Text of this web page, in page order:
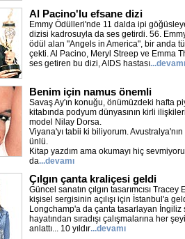
Al Pacino'lu efsane dizi
Emmy Ödülleri'nde 11 dalda ipi
dizisi kadrosuyla da ses getirdi. 56.
ödül alan "Angels in America", bir anda
çekti. Al Pacino, Meryl Streep ve Emma
ses getiren bu dizi, AIDS hastası...devamı
Benim için namus önemli
Savaş Ay'ın konuğu, önümüzdeki hafta
kitabında podyum dünyasının kirli
model Nilay Dorsa.
Viyana'yı tabii ki biliyorum. Avustralya'nın
ünlü.
Kitap yazdım ama okumayı hiç
da...devamı
Çılgın çanta kraliçesi geldi
Güncel sanatın çılgın tasarımcısı
kişisel sergisinin açılışı için İstanbul'a
Longchamp'a da çanta tasarlayan İngiliz
hayatından sıradışı çalışmalarına her
anlattı... 10 yıldır...devamı